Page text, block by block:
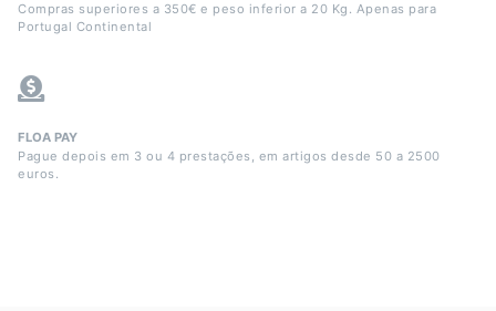
Compras superiores a 350€ e peso inferior a 20 Kg. Apenas para
Portugal Continental
FLOA PAY
Pague depois em 3 ou 4 prestações, em artigos desde 50 a 2500
euros.